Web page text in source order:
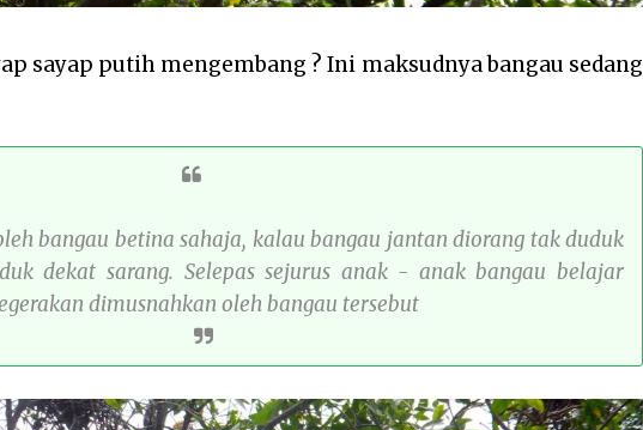
sayap putih mengembang ? Ini maksudnya bangau sedang
bangau betina sahaja, kalau bangau jantan diorang tak duduk
dekat sarang. Selepas sejurus anak - anak bangau belajar
dimusnahkan oleh bangau tersebut